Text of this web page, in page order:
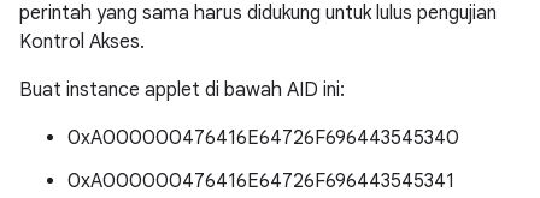
perintah yang sama harus didukung untuk lulus pengujian
Kontrol Akses.
Buat instance applet di bawah AID ini:
0xA000000476416E64726F696443545340
0xA000000476416E64726F696443545341